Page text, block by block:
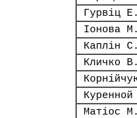
Гурвіц
Іонова
Каплін
Кличко
Матіос